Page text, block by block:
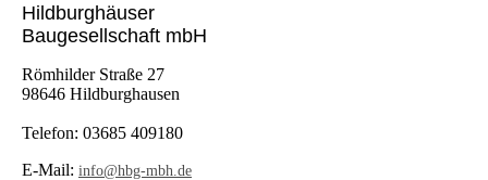
Hildburghäuser
Baugesellschaft mbH
Römhilder Straße 27
98646 Hildburghausen
Telefon: 03685 409180
E-Mail: info@hbg-mbh.de